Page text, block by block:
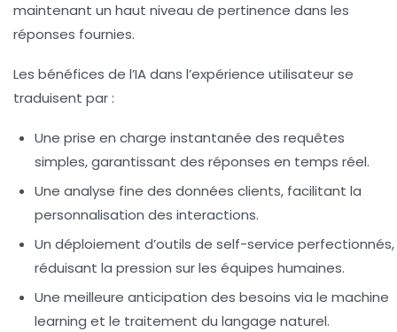
maintenant un haut niveau de pertinence dans les
réponses fournies.
Les bénéfices de l’IA dans l’expérience utilisateur se
traduisent par :
Une prise en charge instantanée des requêtes
simples, garantissant des réponses en temps réel.
Une analyse fine des données clients, facilitant la
personnalisation des interactions.
Un déploiement d’outils de self-service perfectionnés,
réduisant la pression sur les équipes humaines.
Une meilleure anticipation des besoins via le machine
learning et le traitement du langage naturel.